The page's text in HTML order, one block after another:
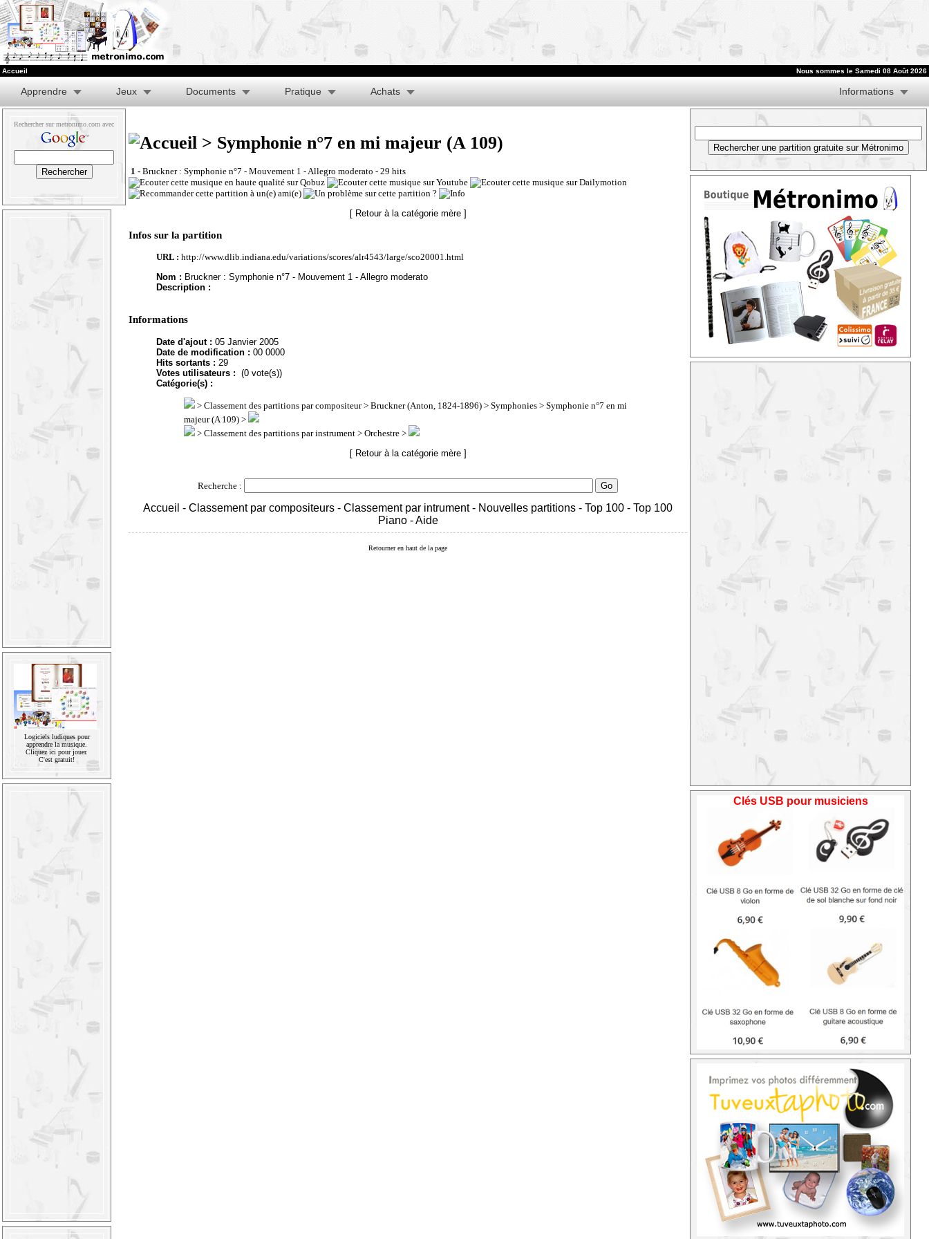
Accueil Nous sommes le Samedi 08 Août 2026
Apprendre Jeux Documents Pratique Achats Informations
Rechercher sur metronimo.com avec
Logiciels ludiques pour
apprendre la musique.
Cliquez ici pour jouer.
C'est gratuit!
> Symphonie n°7 en mi majeur (A 109)
1 - Bruckner : Symphonie n°7 - Mouvement 1 - Allegro moderato - 29 hits
[ Retour à la catégorie mère ]
Infos sur la partition
URL : http://www.dlib.indiana.edu/variations/scores/alr4543/large/sco20001.html
Nom : Bruckner : Symphonie n°7 - Mouvement 1 - Allegro moderato
Description :
Informations
Date d'ajout : 05 Janvier 2005
Date de modification : 00 0000
Hits sortants : 29
Votes utilisateurs : (0 vote(s))
Catégorie(s) :
> Classement des partitions par compositeur> Bruckner (Anton, 1824-1896) > Symphonies > Symphonie n°7 en mi
majeur (A 109) >
> Classement des partitions par instrument > Orchestre >
[ Retour à la catégorie mère ]
Recherche :
Accueil - Classement par compositeurs - Classement par intrument- Nouvelles partitions - Top 100 - Top 100
Piano-Aide
Retourner en haut de la page
Clés USB pour musiciens